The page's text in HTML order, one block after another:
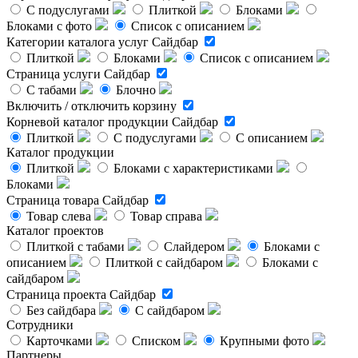
С подуслугами
Плиткой
Блоками
Блоками с фото
Список с описанием
Категории каталога услуг Сайдбар
Плиткой
Блоками
Список с описанием
Страница услуги Сайдбар
С табами
Блочно
Включить / отключить корзину
Корневой каталог продукции Сайдбар
Плиткой
С подуслугами
С описанием
Каталог продукции
Плиткой
Блоками с характеристиками
Блоками
Страница товара Сайдбар
Товар слева
Товар справа
Каталог проектов
Плиткой с табами
Слайдером
Блоками с
описанием
Плиткой с сайдбаром
Блоками с
сайдбаром
Страница проекта Сайдбар
Без сайдбара
С сайдбаром
Сотрудники
Карточками
Списком
Крупными фото